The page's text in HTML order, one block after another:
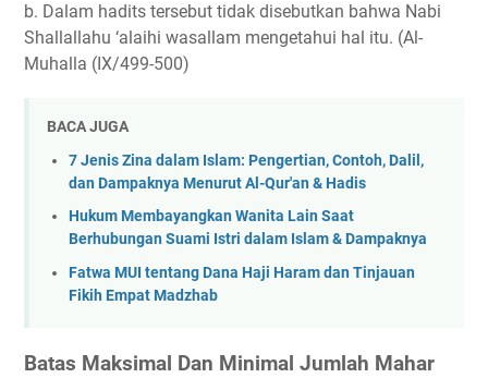
b. Dalam hadits tersebut tidak disebutkan bahwa Nabi
Shallallahu ‘alaihi wasallam mengetahui hal itu. (Al-
Muhalla (IX/499-500)
BACA JUGA
7 Jenis Zina dalam Islam: Pengertian, Contoh, Dalil,
dan Dampaknya Menurut Al-Qur'an & Hadis
Hukum Membayangkan Wanita Lain Saat
Berhubungan Suami Istri dalam Islam & Dampaknya
Fatwa MUI tentang Dana Haji Haram dan Tinjauan
Fikih Empat Madzhab
Batas Maksimal Dan Minimal Jumlah Mahar